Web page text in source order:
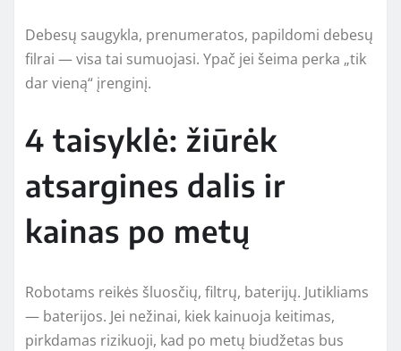
Debesų saugykla, prenumeratos, papildomi debesų
filrai — visa tai sumuojasi. Ypač jei šeima perka „tik
dar vieną“ įrenginį.
4 taisyklė: žiūrėk
atsargines dalis ir
kainas po metų
Robotams reikės šluosčių, filtrų, baterijų. Jutikliams
— baterijos. Jei nežinai, kiek kainuoja keitimas,
pirkdamas rizikuoji, kad po metų biudžetas bus